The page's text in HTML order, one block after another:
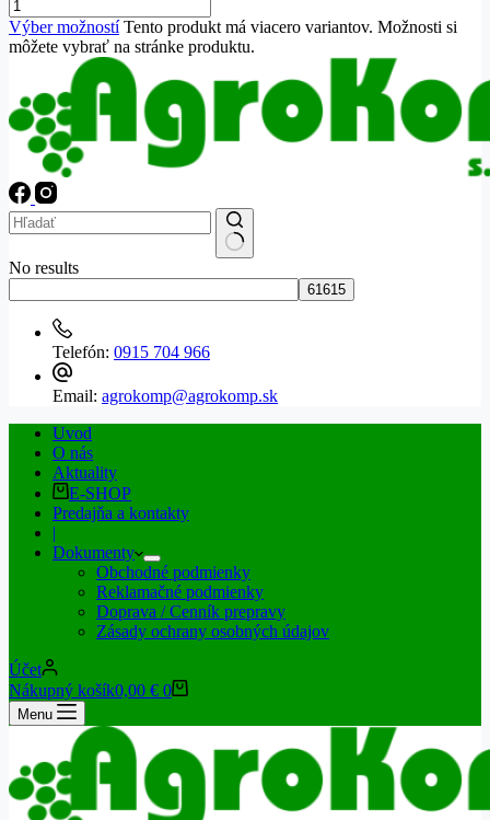
Výber možností Tento produkt má viacero variantov. Možnosti si
môžete vybrať na stránke produktu.
No results
Telefón: 0915 704 966
Email: agrokomp@agrokomp.sk
Uvod
O nás
Aktuality
E-SHOP
Predajňa a kontakty
|
Dokumenty
Obchodné podmienky
Reklamačné podmienky
Doprava / Cenník prepravy
Zásady ochrany osobných údajov
Účet
Nákupný košík0,00 € 0
Menu